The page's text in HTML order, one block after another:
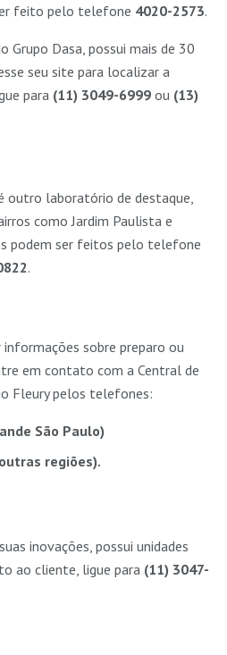
feito pelo telefone 4020-2573.
Grupo Dasa, possui mais de 30
seu site para localizar a
para (11) 3049-6999 ou (13)
outro laboratório de destaque,
como Jardim Paulista e
podem ser feitos pelo telefone
.
sobre preparo ou
em contato com a Central de
Fleury pelos telefones:
São Paulo)
regiões).
inovações, possui unidades
ao cliente, ligue para (11) 3047-